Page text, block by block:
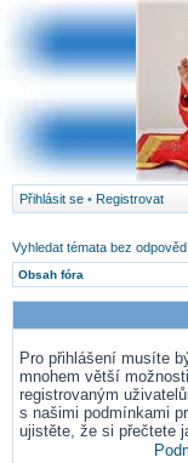
Přihlásit se • Registrovat
Vyhledat témata bez
Obsah fóra
Pro přihlášení musíte
mnohem větší
registrovaným
s našimi podmínkami
ujistěte, že si přečtete